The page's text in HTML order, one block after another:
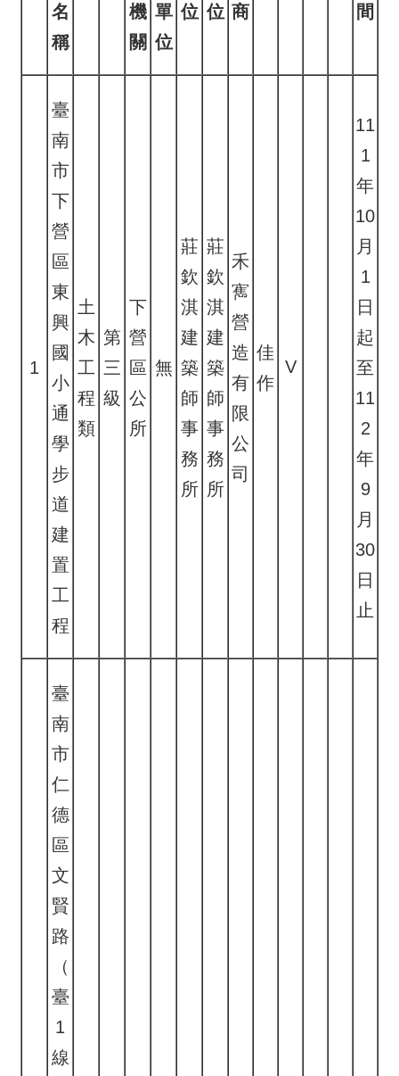
名
稱
機
關
單
位
位 位 商
間
1
臺
南
市
下
營
區
東
興
國
小
通
學
步
道
建
置
工
程
土
木
工
程
類
第
三
級
下
營
區
公
所
無
莊
欽
淇
建
築
師
事
務
所
莊
欽
淇
建
築
師
事
務
所
禾
寯
營
造
有
限
公
司
佳
作
V
11
1
年
10
月
1
日
起
至
11
2
年
9
月
30
日
止
臺
南
市
仁
德
區
文
賢
路
（
臺
1
線